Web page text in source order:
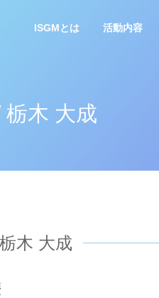
ISGMとは 活動内容
栃木 大成
木 大成